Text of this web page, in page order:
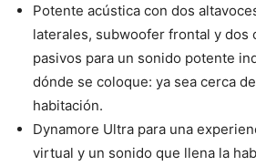
Potente acústica con dos
laterales, subwoofer frontal y dos
pasivos para un sonido potente
dónde se coloque: ya sea cerca
habitación.
Dynamore Ultra para una
virtual y un sonido que llena la